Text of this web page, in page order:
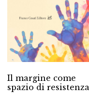
Il margine come
spazio di resistenza